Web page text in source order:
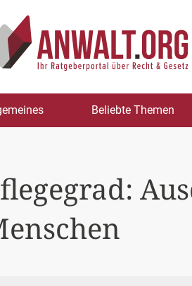
Beliebte Themen